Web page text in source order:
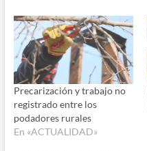
Precarización y trabajo no
registrado entre los
podadores rurales
En «ACTUALIDAD»